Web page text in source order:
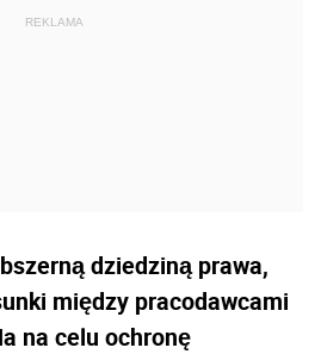
dziedziną prawa,
między pracodawcami
na celu ochronę